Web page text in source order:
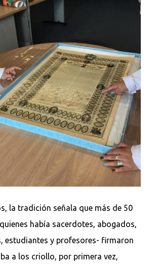
la tradición señala que más de 50
había sacerdotes, abogados,
estudiantes y profesores- firmaron
a los criollo, por primera vez,